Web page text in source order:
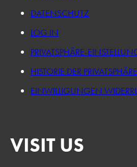
DATENSCHUTZ
LOG IN
PRIVATSPHÄRE-
HISTORIE DER
EINWILLIGUNGEN
VISIT US